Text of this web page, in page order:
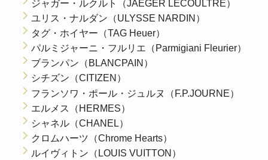
ジャガー・ルクルト（JAEGER LECOULTRE）
ユリス・ナルダン（ULYSSE NARDIN）
タグ・ホイヤー（TAG Heuer）
パルミジャーニ・フルリエ（Parmigiani Fleurier）
ブランパン（BLANCPAIN）
シチズン（CITIZEN）
フランソワ・ポール・ジュルヌ（F.P.JOURNE）
エルメス（HERMES）
シャネル（CHANEL）
クロムハーツ（Chrome Hearts）
ルイヴィトン（LOUIS VUITTON）